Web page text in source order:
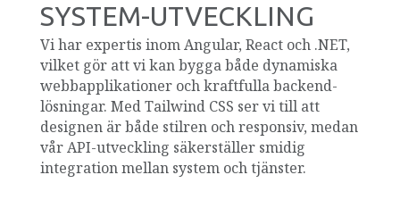
SYSTEM-UTVECKLING
Vi har expertis inom Angular, React och .NET,
vilket gör att vi kan bygga både dynamiska
webbapplikationer och kraftfulla backend-
lösningar. Med Tailwind CSS ser vi till att
designen är både stilren och responsiv, medan
vår API-utveckling säkerställer smidig
integration mellan system och tjänster.